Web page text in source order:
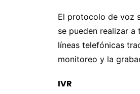
El protocolo de voz
se pueden realizar a
líneas telefónicas
monitoreo y la
IVR